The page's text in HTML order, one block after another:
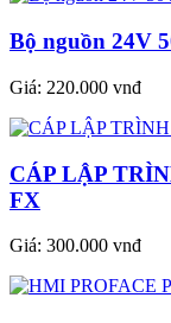
Bộ nguồn 24V
Giá: 220.000 vnđ
CÁP LẬP
FX
Giá: 300.000 vnđ